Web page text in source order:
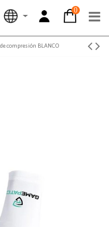
0
compresión BLANCO